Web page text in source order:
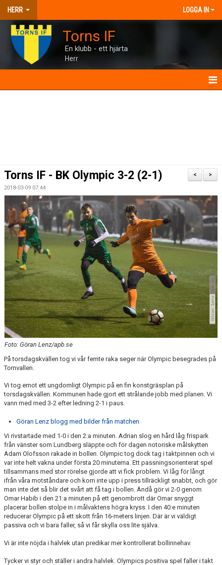
HERR LOGGA IN
Torns IF
En klubb - ett hjärta
Herr
TRUPPEN
BILDGALLERI
ÅRETS TORNARE
>
<
Torns IF - BK Olympic 3-2 (2-1)
2018-03-09 07:44
Foto: Göran Lenz/apb.se
På torsdagskvällen tog vi vår femte raka seger när Olympic besegrades på
Tornvallen.
Vi tog emot ett ungdomligt Olympic på en fin konstgräsplan på
torsdagskvällen. Kommunen hade gjort ett strålande jobb med planen. Vi
vann med med 3-2 efter ledning 2-1 i paus.
Göran Lenz blogg med bilder från matchen
Vi rivstartade med 1-0 i den 2:a minuten. Adrian slog en hård låg frispark
från vänster som Lundberg släppte och för dagen notoriske målskytten
Adam Olofsson rakade in bollen. Olympic tog dock tag i taktpinnen och vi
var inte helt vakna under första 20 minuterna. Ett passningsorienterat spel
tillsammans med stor rörelse gjorde att vi fick problem. Vi låg för långt
ifrån våra motståndare och kom inte upp i press tillräckligt snabbt, och gör
man inte det så blir det svårt att få tag i bollen. Ändå gör vi 2-0 genom
Omar Habib i den 21:a minuten på ett genombrott där Omar snyggt
placerar bollen stolpe in i målvaktens högra kryss. I den 40:e minuten
reducerar Olympic på ett skott från 16-meters linjen. Där är vi väldigt
passiva och vi bara faller, så vi får skylla oss lite själva.
Vi är inte nöjda i halvlek utan predikar mer kontrollerat bollinnehav.
Tycker vi styr och ställer i andra halvlek. Olympics positiva spel faller i takt